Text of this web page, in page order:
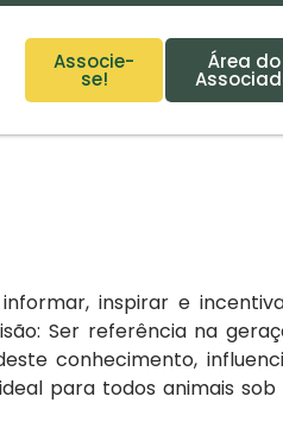
Associe-
se!
Área do
informar, inspirar e
: Ser referência na
conhecimento,
para todos animais sob